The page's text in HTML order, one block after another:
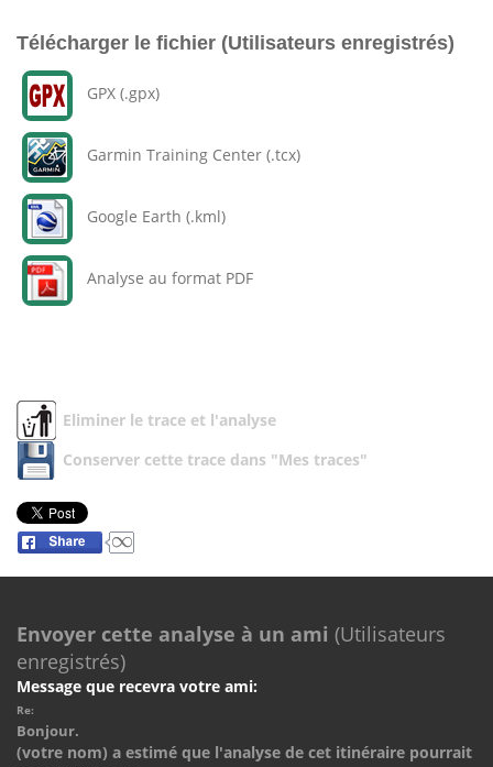
Télécharger le fichier (Utilisateurs enregistrés)
GPX (.gpx)
Garmin Training Center (.tcx)
Google Earth (.kml)
Analyse au format PDF
Eliminer le trace et l'analyse
Conserver cette trace dans "Mes traces"
Envoyer cette analyse à un ami (Utilisateurs
enregistrés)
Message que recevra votre ami:
Re:
Bonjour.
(votre nom) a estimé que l'analyse de cet itinéraire pourrait